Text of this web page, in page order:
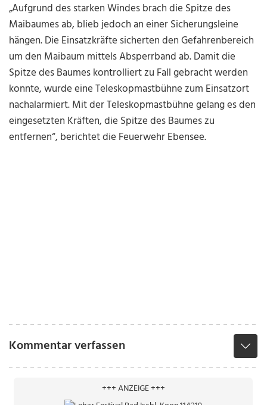
„Aufgrund des starken Windes brach die Spitze des
Maibaumes ab, blieb jedoch an einer Sicherungsleine
hängen. Die Einsatzkräfte sicherten den Gefahrenbereich
um den Maibaum mittels Absperrband ab. Damit die
Spitze des Baumes kontrolliert zu Fall gebracht werden
konnte, wurde eine Teleskopmastbühne zum Einsatzort
nachalarmiert. Mit der Teleskopmastbühne gelang es den
eingesetzten Kräften, die Spitze des Baumes zu
entfernen“, berichtet die Feuerwehr Ebensee.
Kommentar verfassen
+++ ANZEIGE +++